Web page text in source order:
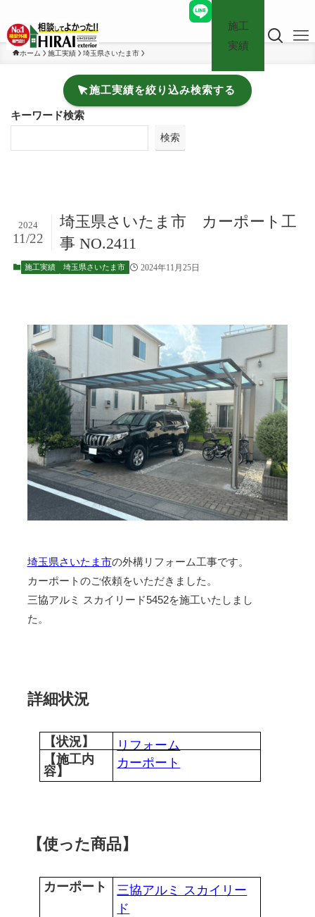
施工
実績
ホーム 施工実績 埼玉県さいたま市
施工実績を絞り込み検索する
キーワード検索
検索
埼玉県さいたま市 カーポート工
事 NO.2411
2024
11/22
施工実績 埼玉県さいたま市 2024年11月25日
埼玉県さいたま市の外構リフォーム工事です。
カーポートのご依頼をいただきました。
三協アルミ スカイリード5452を施工いたしまし
た。
詳細状況
【状況】
リフォーム
【施工内
容】
カーポート
【使った商品】
カーポート
三協アルミ スカイリー
ド